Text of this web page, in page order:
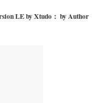
LE by Xtudo： by Author